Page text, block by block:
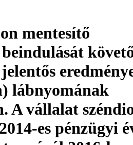
mentesítő
lábnyomának
A vállalat
es pénzügyi